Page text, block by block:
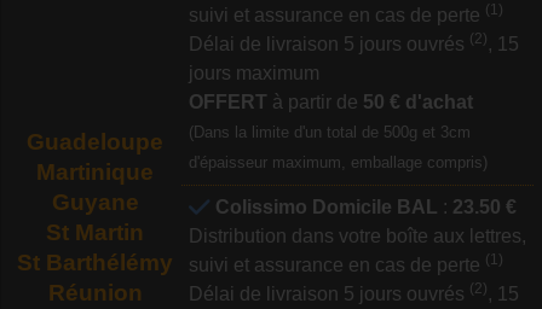
Guadeloupe
Martinique
Guyane
St Martin
St Barthélémy
Réunion
suivi et assurance en cas de perte (1)
Délai de livraison 5 jours ouvrés (2) , 15
jours maximum
OFFERT à partir de 50 € d'achat
(Dans la limite d'un total de 500g et 3cm
d'épaisseur maximum, emballage compris)
Colissimo Domicile BAL : 23.50 €
Distribution dans votre boîte aux lettres,
suivi et assurance en cas de perte (1)
Délai de livraison 5 jours ouvrés (2) , 15